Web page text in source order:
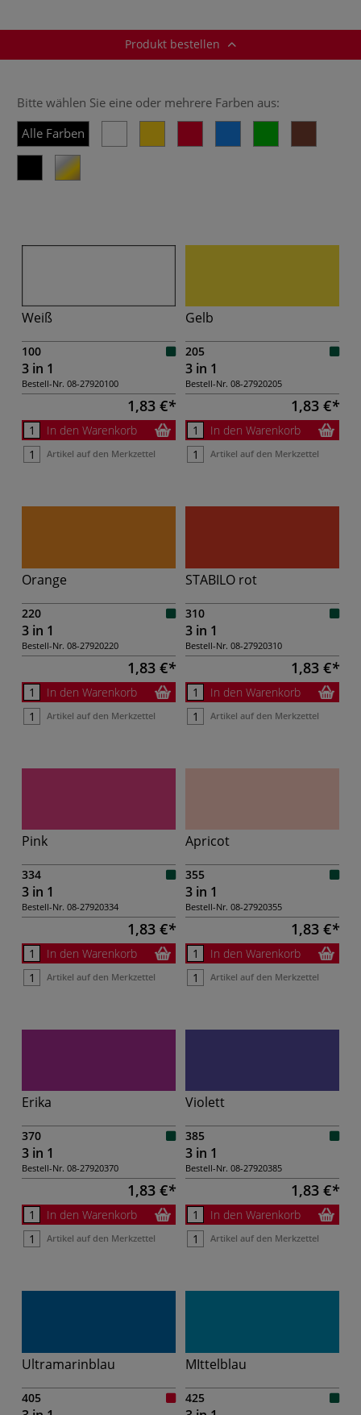
Produkt bestellen
Bitte wählen Sie eine oder mehrere Farben aus:
Alle Farben
Weiß
100
3 in 1
Bestell-Nr. 08-27920100
1,83 €
In den Warenkorb
Artikel auf den Merkzettel
Gelb
205
3 in 1
Bestell-Nr. 08-27920205
1,83 €
In den Warenkorb
Artikel auf den Merkzettel
Orange
220
3 in 1
Bestell-Nr. 08-27920220
1,83 €
In den Warenkorb
Artikel auf den Merkzettel
STABILO rot
310
3 in 1
Bestell-Nr. 08-27920310
1,83 €
In den Warenkorb
Artikel auf den Merkzettel
Pink
334
3 in 1
Bestell-Nr. 08-27920334
1,83 €
In den Warenkorb
Artikel auf den Merkzettel
Apricot
355
3 in 1
Bestell-Nr. 08-27920355
1,83 €
In den Warenkorb
Artikel auf den Merkzettel
Erika
370
3 in 1
Bestell-Nr. 08-27920370
1,83 €
In den Warenkorb
Artikel auf den Merkzettel
Violett
385
3 in 1
Bestell-Nr. 08-27920385
1,83 €
In den Warenkorb
Artikel auf den Merkzettel
Ultramarinblau
405
MIttelblau
425